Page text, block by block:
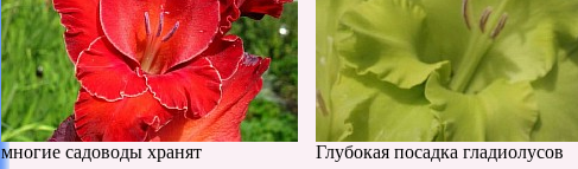
многие садоводы хранят
Глубокая посадка гладиолусов